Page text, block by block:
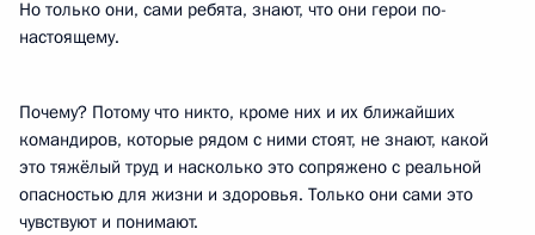
Но только они, сами ребята, знают, что они герои по-
настоящему.
Почему? Потому что никто, кроме них и их ближайших
командиров, которые рядом с ними стоят, не знают, какой
это тяжёлый труд и насколько это сопряжено с реальной
опасностью для жизни и здоровья. Только они сами это
чувствуют и понимают.